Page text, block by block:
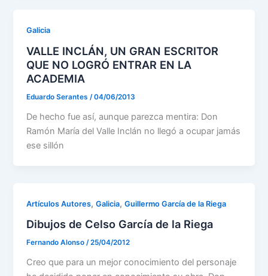
Galicia
VALLE INCLÁN, UN GRAN ESCRITOR
QUE NO LOGRÓ ENTRAR EN LA
ACADEMIA
Eduardo Serantes/04/06/2013
De hecho fue así, aunque parezca mentira: Don
Ramón María del Valle Inclán no llegó a ocupar jamás
ese sillón
Artículos Autores,Galicia,Guillermo García de la Riega
Dibujos de Celso García de la Riega
Fernando Alonso/25/04/2012
Creo que para un mejor conocimiento del personaje